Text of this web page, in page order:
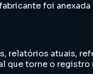
foi
relatórios atuais,
que torne o registro